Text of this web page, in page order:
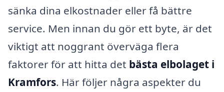
sänka dina elkostnader eller få bättre
service. Men innan du gör ett byte, är det
viktigt att noggrant överväga flera
faktorer för att hitta det bästa elbolaget i
Kramfors. Här följer några aspekter du